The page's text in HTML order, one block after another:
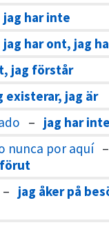
jag har inte
jag har ont, jag
jag förstår
existerar, jag är
– jag har
nunca por aquí –
– jag åker på